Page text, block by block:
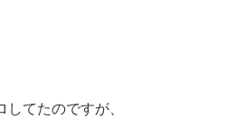
てたのですが、